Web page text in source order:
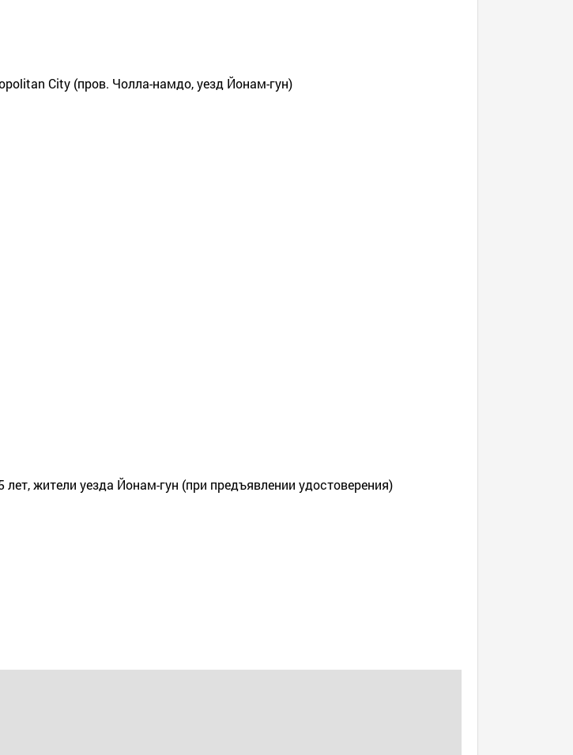
City (пров. Чолла-намдо, уезд Йонам-гун)
жители уезда Йонам-гун (при предъявлении удостоверения)